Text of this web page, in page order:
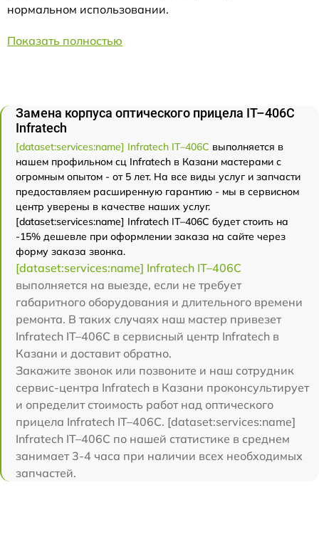
нормальном использовании.
Показать полностью
Замена корпуса оптического прицела IT–406С
Infratech
[dataset:services:name] Infratech IT–406С выполняется в
нашем профильном сц Infratech в Казани мастерами с
огромным опытом - от 5 лет. На все виды услуг и запчасти
предоставляем расширенную гарантию - мы в сервисном
центр уверены в качестве наших услуг.
[dataset:services:name] Infratech IT–406С будет стоить на
-15% дешевле при оформлении заказа на сайте через
форму заказа звонка.
[dataset:services:name] Infratech IT–406С
выполняется на выезде, если не требует
габаритного оборудования и длительного времени
ремонта. В таких случаях наш мастер привезет
Infratech IT–406С в сервисный центр Infratech в
Казани и доставит обратно.
Закажите звонок или позвоните и наш сотрудник
сервис-центра Infratech в Казани проконсультирует
и определит стоимость работ над оптического
прицела Infratech IT–406С. [dataset:services:name]
Infratech IT–406С по нашей статистике в среднем
занимает 3-4 часа при наличии всех необходимых
запчастей.